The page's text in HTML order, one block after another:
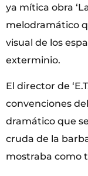
ya mítica obra
melodramático
visual de los
exterminio.
El director de
convenciones
dramático que
cruda de la
mostraba como